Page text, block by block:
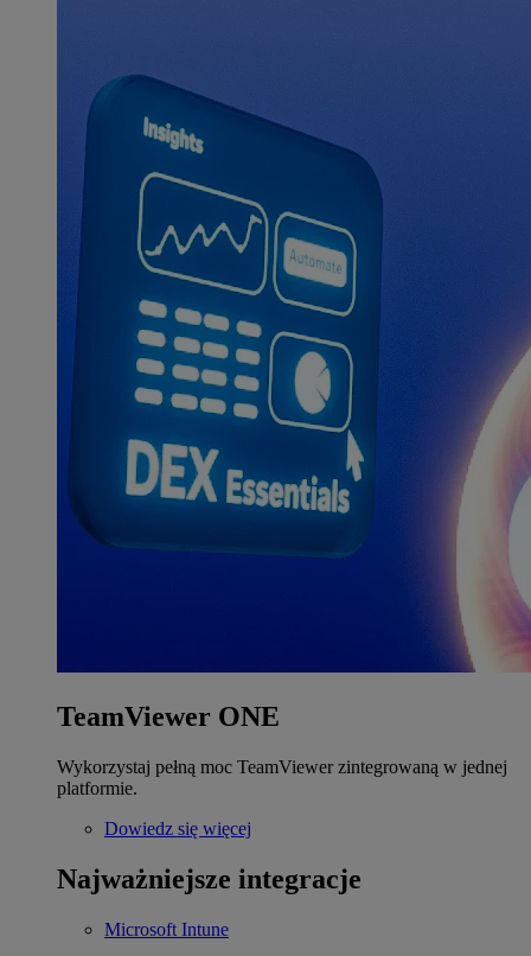
TeamViewer ONE
Wykorzystaj pełną moc TeamViewer zintegrowaną w jednej
platformie.
Dowiedz się więcej
Najważniejsze integracje
Microsoft Intune